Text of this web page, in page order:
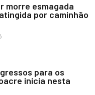
morre esmagada
por caminhão
para os
inicia nesta